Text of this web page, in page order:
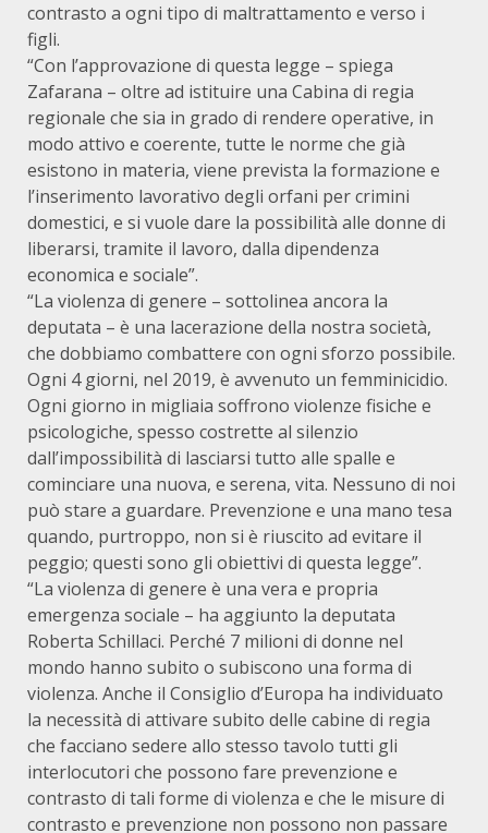
contrasto a ogni tipo di maltrattamento e verso i
figli.
“Con l’approvazione di questa legge – spiega
Zafarana – oltre ad istituire una Cabina di regia
regionale che sia in grado di rendere operative, in
modo attivo e coerente, tutte le norme che già
esistono in materia, viene prevista la formazione e
l’inserimento lavorativo degli orfani per crimini
domestici, e si vuole dare la possibilità alle donne di
liberarsi, tramite il lavoro, dalla dipendenza
economica e sociale”.
“La violenza di genere – sottolinea ancora la
deputata – è una lacerazione della nostra società,
che dobbiamo combattere con ogni sforzo possibile.
Ogni 4 giorni, nel 2019, è avvenuto un femminicidio.
Ogni giorno in migliaia soffrono violenze fisiche e
psicologiche, spesso costrette al silenzio
dall’impossibilità di lasciarsi tutto alle spalle e
cominciare una nuova, e serena, vita. Nessuno di noi
può stare a guardare. Prevenzione e una mano tesa
quando, purtroppo, non si è riuscito ad evitare il
peggio; questi sono gli obiettivi di questa legge”.
“La violenza di genere è una vera e propria
emergenza sociale – ha aggiunto la deputata
Roberta Schillaci. Perché 7 milioni di donne nel
mondo hanno subito o subiscono una forma di
violenza. Anche il Consiglio d’Europa ha individuato
la necessità di attivare subito delle cabine di regia
che facciano sedere allo stesso tavolo tutti gli
interlocutori che possono fare prevenzione e
contrasto di tali forme di violenza e che le misure di
contrasto e prevenzione non possono non passare